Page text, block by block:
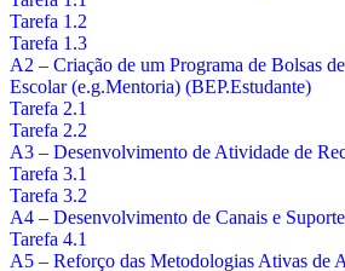
Tarefa 1.2
Tarefa 1.3
A2 – Criação de um Programa de Bolsas
Escolar (e.g.Mentoria) (BEP.Estudante)
Tarefa 2.1
Tarefa 2.2
A3 – Desenvolvimento de Atividade de
Tarefa 3.1
Tarefa 3.2
A4 – Desenvolvimento de Canais e
Tarefa 4.1
A5 – Reforço das Metodologias Ativas de